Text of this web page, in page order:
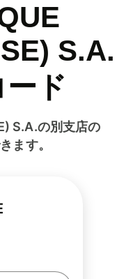
S.A.
ド
S.A.の別支店の
ます。